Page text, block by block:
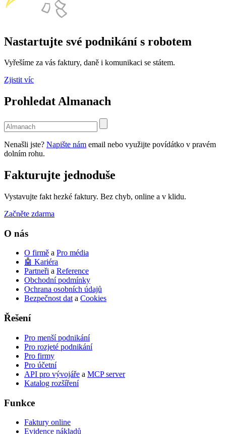
Nastartujte své podnikání s robotem
Vyřešíme za vás faktury, daně i komunikaci se státem.
Zjistit víc
Prohledat Almanach
Use
the
and
to
a
Nenašli jste? Napište nám email nebo využijte povídátko v pravém
dolním rohu.
Fakturujte jednoduše
Vystavujte fakt hezké faktury. Bez chyb, online a v klidu.
Začněte zdarma
O nás
O firmě a Pro média
🤖 Kariéra
Partneři a Reference
Obchodní podmínky
Ochrana osobních údajů
Bezpečnost data Cookies
Řešení
Pro menší podnikání
Pro rozjeté podnikání
Pro firmy
Pro účetní
API pro vývojáře a MCP server
Katalog rozšíření
Funkce
Faktury online
Evidence nákladů